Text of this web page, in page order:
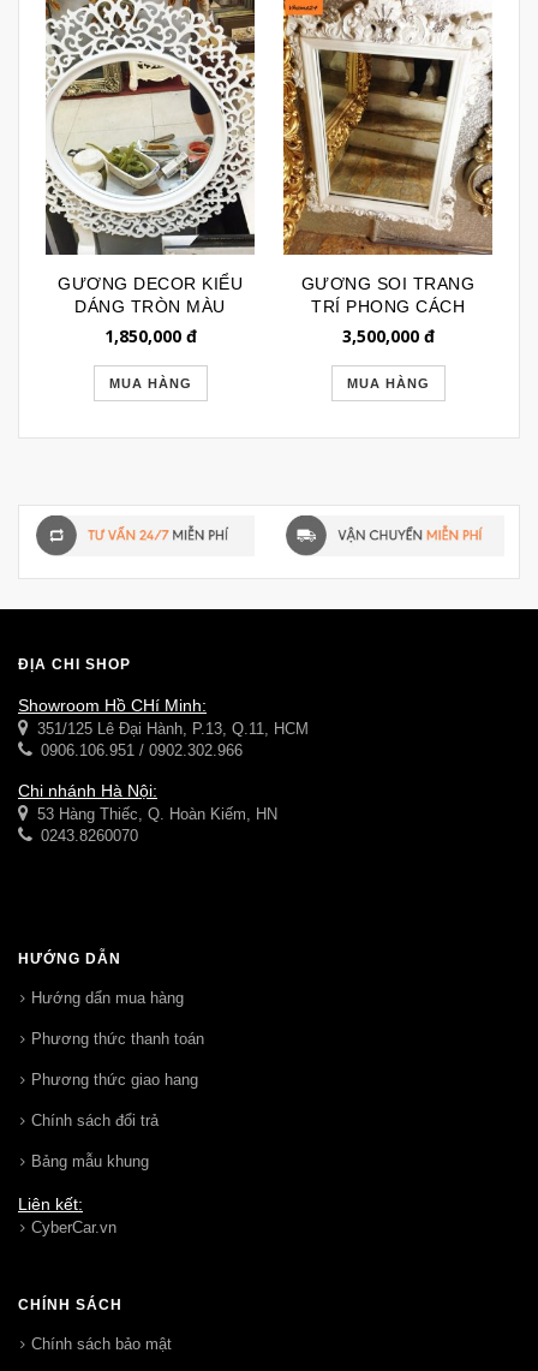
GƯƠNG DECOR KIỂU
DÁNG TRÒN MÀU
TRẮNG 057 (CODE:
1,850,000đ
MUA HÀNG
GƯƠNG SOI TRANG
TRÍ PHONG CÁCH
ROYAL HÌNH CHỮ
3,500,000đ
MUA HÀNG
ĐỊA CHỈ SHOP
Showroom Hồ CHí Minh:
351/125 Lê Đại Hành, P.13, Q.11, HCM
0906.106.951 / 0902.302.966
Chi nhánh Hà Nội:
53 Hàng Thiếc, Q. Hoàn Kiếm, HN
0243.8260070
HƯỚNG DẪN
Hướng dẩn mua hàng
Phương thức thanh toán
Phương thức giao hang
Chính sách đổi trả
Bảng mẫu khung
Liên kết:
CyberCar.vn
CHÍNH SÁCH
Chính sách bảo mật